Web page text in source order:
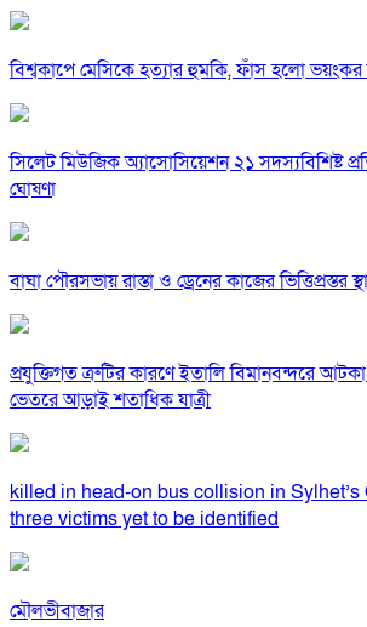
বিশ্বকাপে মেসিকে হত্যার হুমকি, ফাঁস হলো ভয়ংকর
সিলেট মিউজিক অ্যাসোসিয়েশন ২১ সদস্যবিশিষ্ট
ঘোষণা
বাঘা পৌরসভায় রাস্তা ও ড্রেনের কাজের
প্রযুক্তিগত ত্রুটির কারণে ইতালি বিমানবন্দরে আটকা
ভেতরে আড়াই শতাধিক যাত্রী
killed in head-on bus collision in
three victims yet to be identified
মৌলভীবাজার